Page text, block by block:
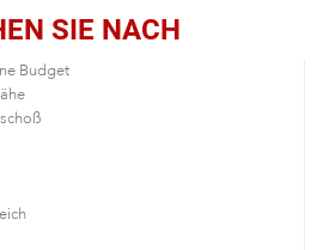
SIE NACH
Budget